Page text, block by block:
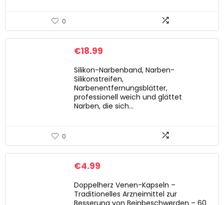
0
€18.99
Silikon-Narbenband, Narben-
Silikonstreifen,
Narbenentfernungsblätter,
professionell weich und glättet
Narben, die sich…
0
€4.99
Doppelherz Venen-Kapseln –
Traditionelles Arzneimittel zur
Besserung von Beinbeschwerden – 60